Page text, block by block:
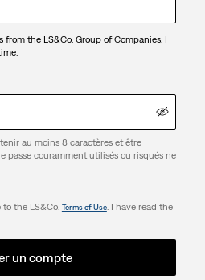
from the LS&Co. Group of Companies. I
au moins 8 caractères et être
passe couramment utilisés ou risqués ne
to the LS&Co. Terms of Use. I have read the
un compte